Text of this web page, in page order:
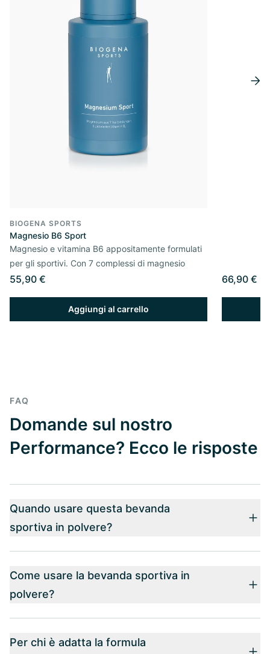
BIOGENA SPORTS
Magnesio B6 Sport
Magnesio e vitamina B6 appositamente formulati
per gli sportivi. Con 7 complessi di magnesio
55,90 €
Aggiungi al carrello
66,90 €
FAQ
Domande sul nostro
Performance? Ecco le risposte
Quando usare questa bevanda
sportiva in polvere?
Come usare la bevanda sportiva in
polvere?
Per chi è adatta la formula